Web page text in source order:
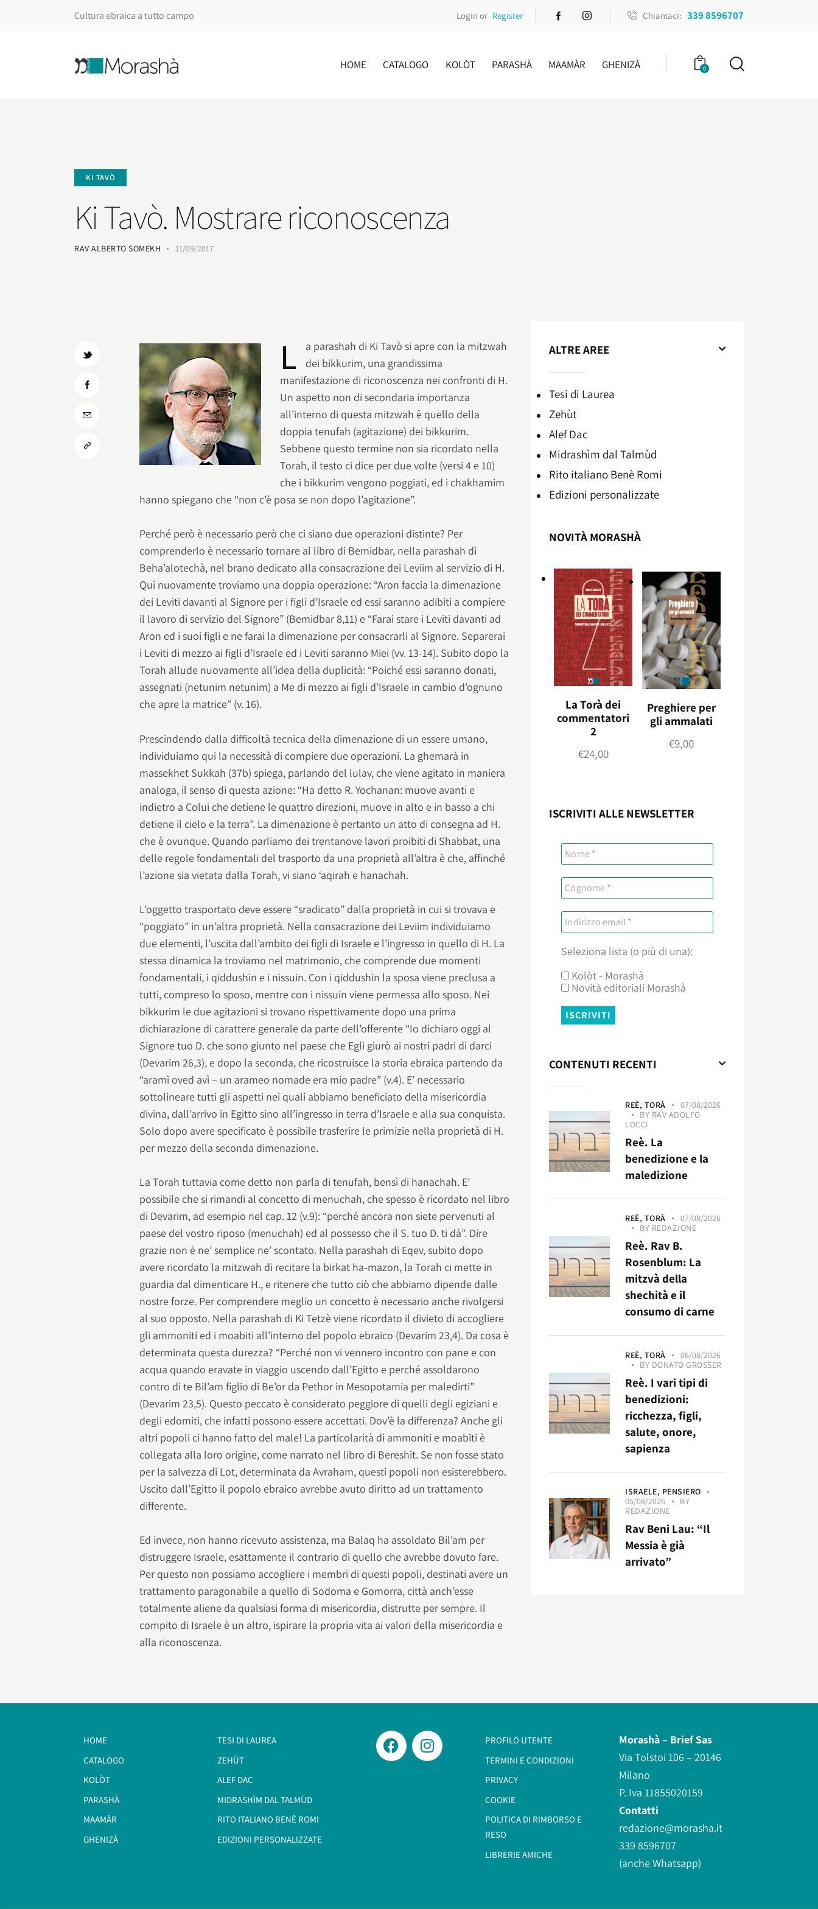
Cultura ebraica a tutto campo Login or Register Chiamaci: 339 8596707
HOME CATALOGO KOLÒT PARASHÀ MAAMÀR GHENIZÀ 0
KI TAVÒ
Ki Tavò. Mostrare riconoscenza
RAV ALBERTO SOMEKH 11/09/2017
L
a parashah di Ki Tavò si apre con la mitzwah
dei bikkurim, una grandissima
manifestazione di riconoscenza nei confronti di H.
Un aspetto non di secondaria importanza
all’interno di questa mitzwah è quello della
doppia tenufah (agitazione) dei bikkurim.
Sebbene questo termine non sia ricordato nella
Torah, il testo ci dice per due volte (versi 4 e 10)
che i bikkurim vengono poggiati, ed i chakhamim
hanno spiegano che “non c’è posa se non dopo l’agitazione”.
Perché però è necessario però che ci siano due operazioni distinte? Per
comprenderlo è necessario tornare al libro di Bemidbar, nella parashah di
Beha’alotechà, nel brano dedicato alla consacrazione dei Leviim al servizio di H.
Qui nuovamente troviamo una doppia operazione: “Aron faccia la dimenazione
dei Leviti davanti al Signore per i figli d’Israele ed essi saranno adibiti a compiere
il lavoro di servizio del Signore” (Bemidbar 8,11) e “Farai stare i Leviti davanti ad
Aron ed i suoi figli e ne farai la dimenazione per consacrarli al Signore. Separerai
i Leviti di mezzo ai figli d’Israele ed i Leviti saranno Miei (vv. 13-14). Subito dopo la
Torah allude nuovamente all’idea della duplicità: “Poiché essi saranno donati,
assegnati (netunim netunim) a Me di mezzo ai figli d’Israele in cambio d’ognuno
che apre la matrice” (v. 16).
Prescindendo dalla difficoltà tecnica della dimenazione di un essere umano,
individuiamo qui la necessità di compiere due operazioni. La ghemarà in
massekhet Sukkah (37b) spiega, parlando del lulav, che viene agitato in maniera
analoga, il senso di questa azione: “Ha detto R. Yochanan: muove avanti e
indietro a Colui che detiene le quattro direzioni, muove in alto e in basso a chi
detiene il cielo e la terra”. La dimenazione è pertanto un atto di consegna ad H.
che è ovunque. Quando parliamo dei trentanove lavori proibiti di Shabbat, una
delle regole fondamentali del trasporto da una proprietà all’altra è che, affinché
l’azione sia vietata dalla Torah, vi siano ‘aqirah e hanachah.
L’oggetto trasportato deve essere “sradicato” dalla proprietà in cui si trovava e
“poggiato” in un’altra proprietà. Nella consacrazione dei Leviim individuiamo
due elementi, l’uscita dall’ambito dei figli di Israele e l’ingresso in quello di H. La
stessa dinamica la troviamo nel matrimonio, che comprende due momenti
fondamentali, i qiddushin e i nissuin. Con i qiddushin la sposa viene preclusa a
tutti, compreso lo sposo, mentre con i nissuin viene permessa allo sposo. Nei
bikkurim le due agitazioni si trovano rispettivamente dopo una prima
dichiarazione di carattere generale da parte dell’offerente “Io dichiaro oggi al
Signore tuo D. che sono giunto nel paese che Egli giurò ai nostri padri di darci
(Devarim 26,3), e dopo la seconda, che ricostruisce la storia ebraica partendo da
“aramì oved avì – un arameo nomade era mio padre” (v.4). E’ necessario
sottolineare tutti gli aspetti nei quali abbiamo beneficiato della misericordia
divina, dall’arrivo in Egitto sino all’ingresso in terra d’Israele e alla sua conquista.
Solo dopo avere specificato è possibile trasferire le primizie nella proprietà di H.
per mezzo della seconda dimenazione.
La Torah tuttavia come detto non parla di tenufah, bensì di hanachah. E’
possibile che si rimandi al concetto di menuchah, che spesso è ricordato nel libro
di Devarim, ad esempio nel cap. 12 (v.9): “perché ancora non siete pervenuti al
paese del vostro riposo (menuchah) ed al possesso che il S. tuo D. ti dà”. Dire
grazie non è ne’ semplice ne’ scontato. Nella parashah di Eqev, subito dopo
avere ricordato la mitzwah di recitare la birkat ha-mazon, la Torah ci mette in
guardia dal dimenticare H., e ritenere che tutto ciò che abbiamo dipende dalle
nostre forze. Per comprendere meglio un concetto è necessario anche rivolgersi
al suo opposto. Nella parashah di Ki Tetzè viene ricordato il divieto di accogliere
gli ammoniti ed i moabiti all’interno del popolo ebraico (Devarim 23,4). Da cosa è
determinata questa durezza? “Perché non vi vennero incontro con pane e con
acqua quando eravate in viaggio uscendo dall’Egitto e perché assoldarono
contro di te Bil’am figlio di Be’or da Pethor in Mesopotamia per maledirti”
(Devarim 23,5). Questo peccato è considerato peggiore di quelli degli egiziani e
degli edomiti, che infatti possono essere accettati. Dov’è la differenza? Anche gli
altri popoli ci hanno fatto del male! La particolarità di ammoniti e moabiti è
collegata alla loro origine, come narrato nel libro di Bereshit. Se non fosse stato
per la salvezza di Lot, determinata da Avraham, questi popoli non esisterebbero.
Uscito dall’Egitto il popolo ebraico avrebbe avuto diritto ad un trattamento
differente.
Ed invece, non hanno ricevuto assistenza, ma Balaq ha assoldato Bil’am per
distruggere Israele, esattamente il contrario di quello che avrebbe dovuto fare.
Per questo non possiamo accogliere i membri di questi popoli, destinati avere un
trattamento paragonabile a quello di Sodoma e Gomorra, città anch’esse
totalmente aliene da qualsiasi forma di misericordia, distrutte per sempre. Il
compito di Israele è un altro, ispirare la propria vita ai valori della misericordia e
alla riconoscenza.
ALTRE AREE
Tesi di Laurea
Zehùt
Alef Dac
Midrashìm dal Talmùd
Rito italiano Benè Romi​
Edizioni personalizzate
NOVITÀ MORASHÀ
La Torà dei
commentatori
2
€24,00
Preghiere per
gli ammalati
€9,00
ISCRIVITI ALLE NEWSLETTER
Seleziona lista (o più di una):
Kolòt - Morashà
Novità editoriali Morashà
CONTENUTI RECENTI
REÈ, TORÀ
07/08/2026
BY RAV ADOLFO
LOCCI
Reè. La
benedizione e la
maledizione
REÈ, TORÀ
07/08/2026
BY REDAZIONE
Reè. Rav B.
Rosenblum: La
mitzvà della
shechità e il
consumo di carne
REÈ, TORÀ
06/08/2026
BY DONATO GROSSER
Reè. I vari tipi di
benedizioni:
ricchezza, figli,
salute, onore,
sapienza
ISRAELE, PENSIERO
05/08/2026
BY
REDAZIONE
Rav Beni Lau: “Il
Messia è già
arrivato”
HOME
CATALOGO
KOLÒT
PARASHÀ
MAAMÀR
GHENIZÀ
TESI DI LAUREA
ZEHÙT
ALEF DAC
MIDRASHÌM DAL TALMÙD
RITO ITALIANO BENÈ ROMI​
EDIZIONI PERSONALIZZATE
PROFILO UTENTE
TERMINI E CONDIZIONI
PRIVACY
COOKIE
POLITICA DI RIMBORSO E
RESO
LIBRERIE AMICHE
Morashà – Brief Sas
Via Tolstoi 106 – 20146
Milano
P. Iva 11855020159
Contatti
redazione@morasha.it
339 8596707
(anche Whatsapp)